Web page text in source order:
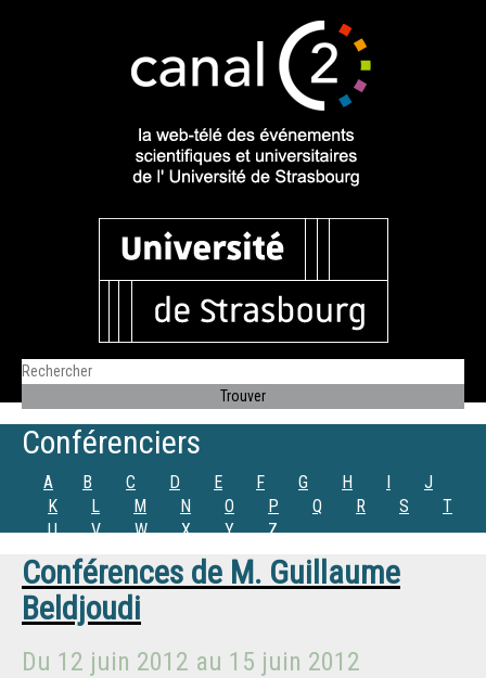
Conférenciers
A B C D E F G H I
J
K
L M N O P Q R S
T
U
V W X Y Z
Conférences de M. Guillaume
Beldjoudi
Du 12 juin 2012 au 15 juin 2012